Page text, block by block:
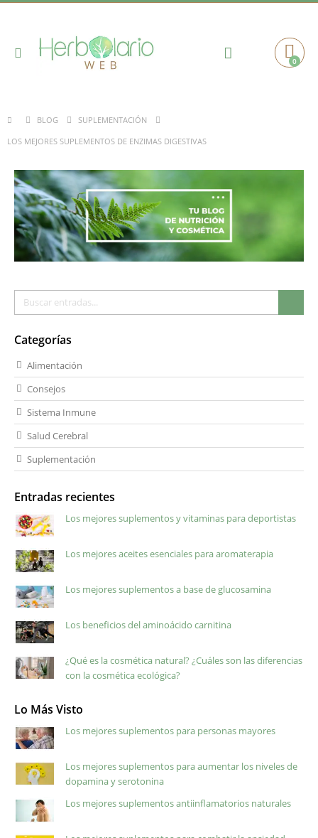
Toggle
Cart0
BLOG
SUPLEMENTACIÓN
LOS MEJORES SUPLEMENTOS DE ENZIMAS DIGESTIVAS
Categorías
Alimentación
Consejos
Sistema Inmune
Salud Cerebral
Suplementación
Entradas recientes
Los mejores suplementos y vitaminas para deportistas
Los mejores aceites esenciales para aromaterapia
Los mejores suplementos a base de glucosamina
Los beneficios del aminoácido carnitina
¿Qué es la cosmética natural? ¿Cuáles son las diferencias
con la cosmética ecológica?
Lo Más Visto
Los mejores suplementos para personas mayores
Los mejores suplementos para aumentar los niveles de
dopamina y serotonina
Los mejores suplementos antiinflamatorios naturales